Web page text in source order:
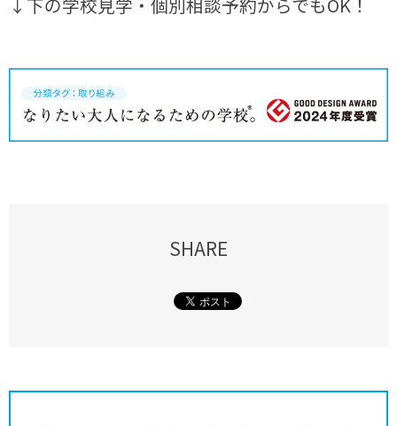
↓下の学校見学・個別相談予約からでもOK！
SHARE